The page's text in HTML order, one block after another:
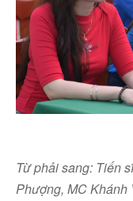
Từ phải sang: Tiến
Phượng, MC Khánh